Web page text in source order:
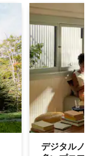
デジタルノ